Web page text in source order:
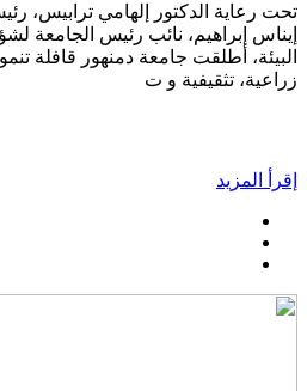
تحت رعاية الدكتور إلهامي ترابيس،
إيناس إبراهيم، نائب رئيس الجامعة
البيئة، أطلقت جامعة دمنهور قافلة
زراعية، تثقيفية و ت
إقرأ المزيد